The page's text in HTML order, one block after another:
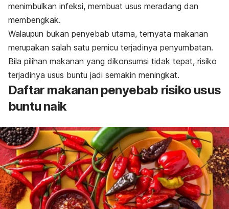
menimbulkan infeksi, membuat usus meradang dan
membengkak.
Walaupun bukan penyebab utama, ternyata makanan
merupakan salah satu pemicu terjadinya penyumbatan.
Bila pilihan makanan yang dikonsumsi tidak tepat, risiko
terjadinya usus buntu jadi semakin meningkat.
Daftar makanan penyebab risiko usus
buntu naik